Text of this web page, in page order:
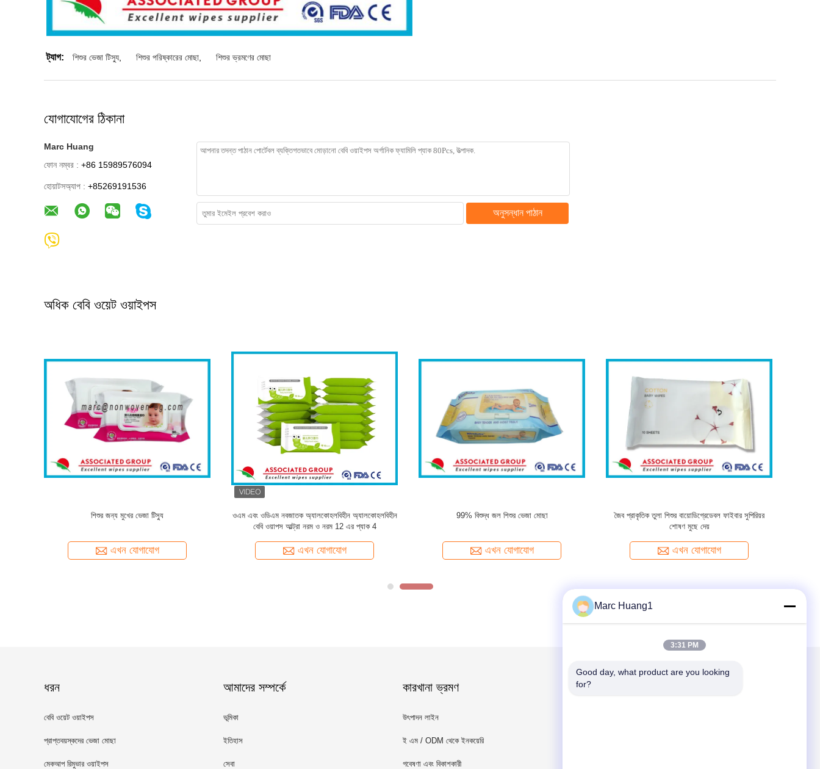
ট্যাগ: শিশুর ভেজা টিস্যু শিশুর পরিষ্কারের মোছা শিশুর ভ্রমণের মোছা
যোগাযোগের ঠিকানা
Marc Huang
ফোন নম্বর : +86 15989576094
হোয়াটসঅ্যাপ : +85269191536
অনুসন্ধান পাঠান
অধিক বেবি ওয়েট ওয়াইপস
ত্বকের যত্ন বেবি ভেজা ওয়াইপ
এখন যোগাযোগ
কোন জ্বালা মিনি প্যাকেজ বেবি ক্লিনিং ওয়াইপস
এখন যোগাযোগ
ঢাকনা সহ প্রোপোলিস ভেরা বেবি ওয়েট টিস্যু ফ্লোপ্যাক
এখন যোগাযোগ
খাঁটি তুলা নন অ্যালকোহলিক বেবি ওয়েট ওয়াইপস
এখন যোগাযোগ
ধরন
বেবি ওয়েট ওয়াইপস
প্রাপ্তবয়স্কদের ভেজা মোছা
মেকআপ রিমুভার ওয়াইপস
আমাদের সম্পর্কে
ভূমিকা
ইতিহাস
সেবা
কারখানা ভ্রমণ
উৎপাদন লাইন
ই এম / ODM থেকে ইনকয়েরি
গবেষণা এবং বিকাশকারী
আমাদের মেইল ​​করুন
Marc Huang1
3:31 PM
Good day, what product are you looking
for?